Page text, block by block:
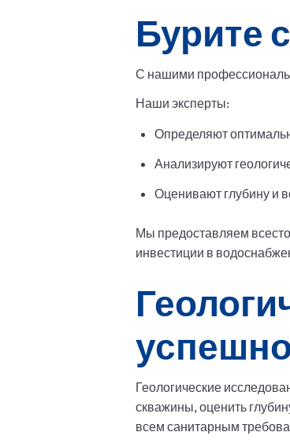
Бурите
С нашими
Наши эксперты:
Определяют
Анализируют
Оценивают глубину и
Мы предоставляем
инвестиции в
Геологические
скважины, оценить
всем санитарным